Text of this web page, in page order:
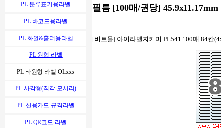
PL 분류표기용라벨
PL 바코드용라벨
PL 화일&홀더용라벨
PL 원형 라벨
PL 타원형 라벨 OLxxx
PL 사각형(직각 모서리)
PL 신용카드 규격라벨
PL QR코드 라벨
필름 [100매/권당]
[비트몰] 아이라벨지키미 PL541 100매 84칸